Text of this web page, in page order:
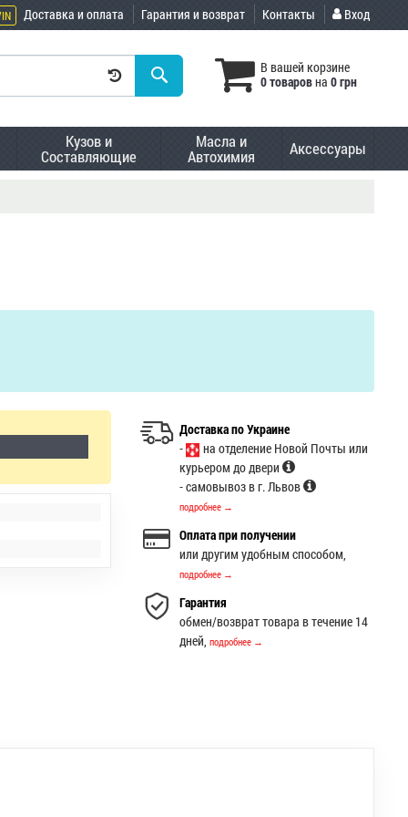
Доставка и оплата Гарантия и возврат Контакты Вход
В вашей корзине
0 товаровна 0 грн
Кузов и
Составляющие
Масла и
Автохимия Аксессуары
Доставка по Украине
-
на отделение Новой Почты или
курьером до двери
- самовывоз в г. Львов
подробнее →
Оплата при получении
или другим удобным способом,
подробнее →
Гарантия
обмен/возврат товара в течение 14
дней,подробнее →